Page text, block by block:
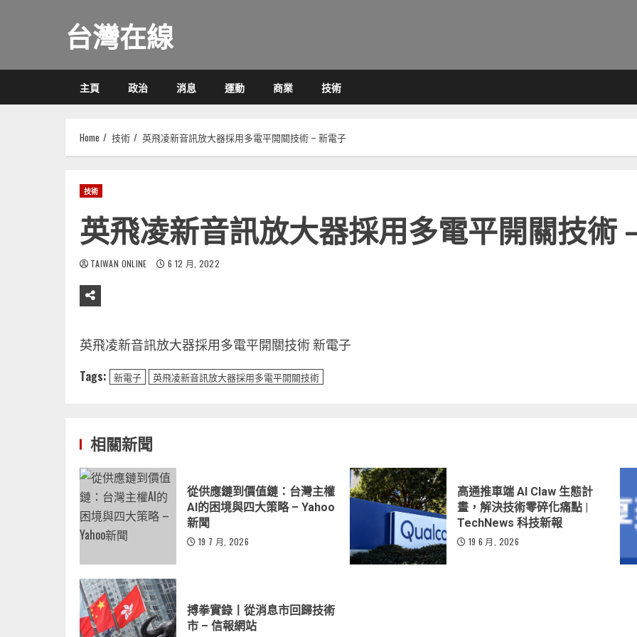
台灣在線
主頁 政治 消息 運動 商業 技術
Home 技術 英飛凌新音訊放大器採用多電平開關技術 – 新電子
技術
英飛凌新音訊放大器採用多電平開關技術
TAIWAN ONLINE 6 12 月, 2022
英飛凌新音訊放大器採用多電平開關技術 新電子
Tags: 新電子 英飛凌新音訊放大器採用多電平開關技術
相關新聞
從供應鏈到價值鏈：台灣主權
AI的困境與四大策略 – Yahoo
新聞
19 7 月, 2026
高通推車端 AI Claw 生態計
畫，解決技術零碎化痛點 |
TechNews 科技新報
19 6 月, 2026
搏拳實錄丨從消息市回歸技術
市 – 信報網站